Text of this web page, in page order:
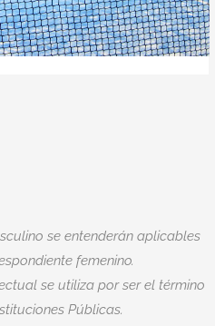
se entenderán aplicables
femenino.
se utiliza por ser el término
Públicas.